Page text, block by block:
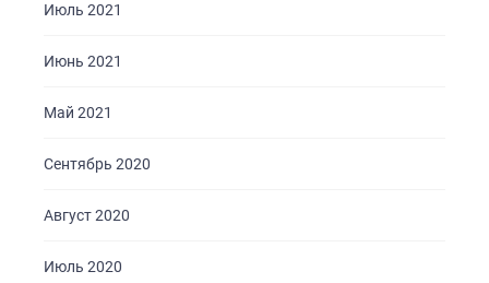
Июль 2021
Июнь 2021
Май 2021
Сентябрь 2020
Август 2020
Июль 2020